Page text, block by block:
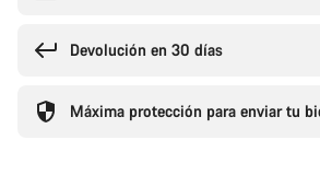
Devolución en 30 días
Máxima protección para enviar tu